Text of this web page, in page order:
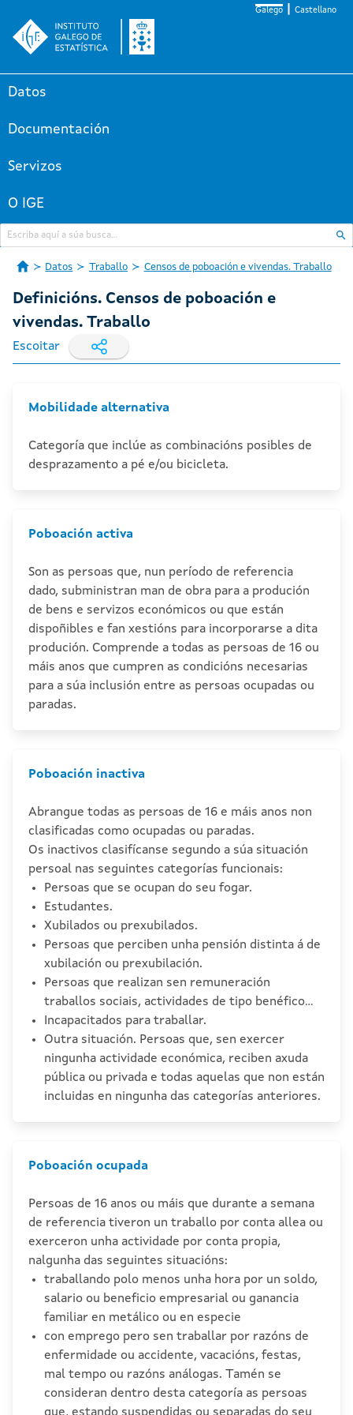
Galego Castellano
Datos
Documentación
Servizos
O IGE
Datos Traballo Censos de poboación e vivendas. Traballo
Definicións. Censos de poboación e
vivendas. Traballo
Escoitar
Mobilidade alternativa
Categoría que inclúe as combinacións posibles de
desprazamento a pé e/ou bicicleta.
Poboación activa
Son as persoas que, nun período de referencia
dado, subministran man de obra para a produción
de bens e servizos económicos ou que están
dispoñibles e fan xestións para incorporarse a dita
produción. Comprende a todas as persoas de 16 ou
máis anos que cumpren as condicións necesarias
para a súa inclusión entre as persoas ocupadas ou
paradas.
Poboación inactiva
Abrangue todas as persoas de 16 e máis anos non
clasificadas como ocupadas ou paradas.
Os inactivos clasifícanse segundo a súa situación
persoal nas seguintes categorías funcionais:
Persoas que se ocupan do seu fogar.
Estudantes.
Xubilados ou prexubilados.
Persoas que perciben unha pensión distinta á de
xubilación ou prexubilación.
Persoas que realizan sen remuneración
traballos sociais, actividades de tipo benéfico...
Incapacitados para traballar.
Outra situación. Persoas que, sen exercer
ningunha actividade económica, reciben axuda
pública ou privada e todas aquelas que non están
incluidas en ningunha das categorías anteriores.
Poboación ocupada
Persoas de 16 anos ou máis que durante a semana
de referencia tiveron un traballo por conta allea ou
exerceron unha actividade por conta propia,
nalgunha das seguintes situacións:
traballando polo menos unha hora por un soldo,
salario ou beneficio empresarial ou ganancia
familiar en metálico ou en especie
con emprego pero sen traballar por razóns de
enfermidade ou accidente, vacacións, festas,
mal tempo ou razóns análogas. Tamén se
consideran dentro desta categoría as persoas